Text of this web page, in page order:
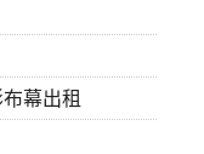
幕出租